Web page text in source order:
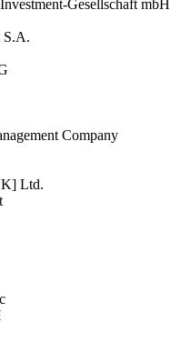
Gesellschaft mbH
S.A.
Company
Ltd.